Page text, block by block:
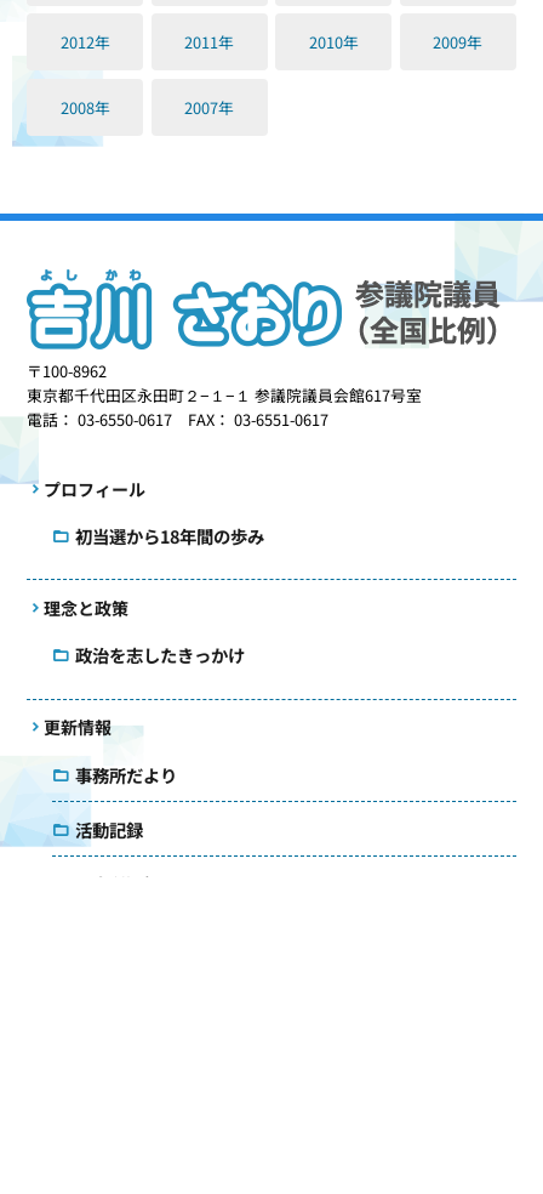
2012年 2011年 2010年 2009年
2008年 2007年
〒100-8962
東京都千代田区永田町２−１−１ 参議院議員会館617号室
電話： 03-6550-0617 FAX： 03-6551-0617
プロフィール
初当選から18年間の歩み
理念と政策
政治を志したきっかけ
更新情報
事務所だより
活動記録
国会質疑録